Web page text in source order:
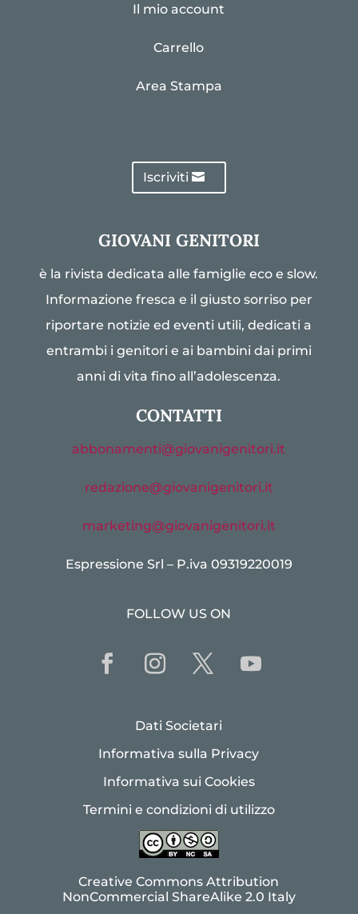
Il mio account
Carrello
Area Stampa
Iscriviti
GIOVANI GENITORI
è la rivista dedicata alle famiglie eco e slow.
Informazione fresca e il giusto sorriso per
riportare notizie ed eventi utili, dedicati a
entrambi i genitori e ai bambini dai primi
anni di vita fino all’adolescenza.
CONTATTI
abbonamenti@giovanigenitori.it
redazione@giovanigenitori.it
marketing@giovanigenitori.it
Espressione Srl – P.iva 09319220019
FOLLOW US ON
Dati Societari
Informativa sulla Privacy
Informativa sui Cookies
Termini e condizioni di utilizzo
Creative Commons Attribution
NonCommercial ShareAlike 2.0 Italy